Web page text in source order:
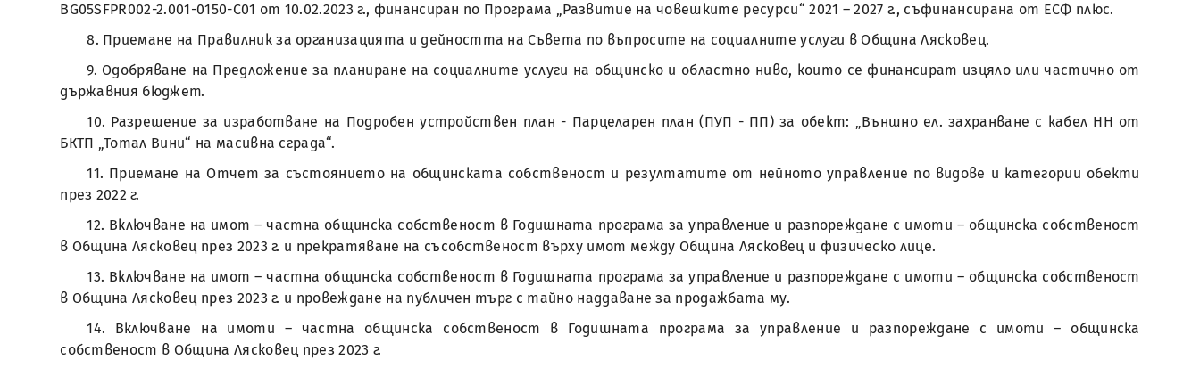
BG05SFPR002-2.001-0150-C01 от 10.02.2023 г., финансиран по Програма „Развитие на човешките ресурси“ 2021 – 2027 г., съфинансирана от ЕСФ плюс.
8. Приемане на Правилник за организацията и дейността на Съвета по въпросите на социалните услуги в Община Лясковец.
9. Одобряване на Предложение за планиране на социалните услуги на общинско и областно ниво, които се финансират изцяло или частично от
държавния бюджет.
10. Разрешение за изработване на Подробен устройствен план - Парцеларен план (ПУП - ПП) за обект: „Външно ел. захранване с кабел НН от
БКТП „Тотал Вини“ на масивна сграда“.
11. Приемане на Отчет за състоянието на общинската собственост и резултатите от нейното управление по видове и категории обекти
през 2022 г.
12. Включване на имот – частна общинска собственост в Годишната програма за управление и разпореждане с имоти – общинска собственост
в Община Лясковец през 2023 г. и прекратяване на съсобственост върху имот между Община Лясковец и физическо лице.
13. Включване на имот – частна общинска собственост в Годишната програма за управление и разпореждане с имоти – общинска собственост
в Община Лясковец през 2023 г. и провеждане на публичен търг с тайно наддаване за продажбата му.
14. Включване на имоти – частна общинска собственост в Годишната програма за управление и разпореждане с имоти – общинска
собственост в Община Лясковец през 2023 г.